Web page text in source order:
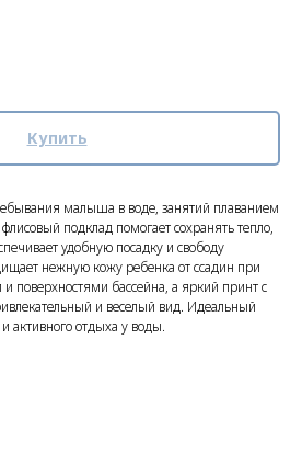
Купить
малыша в воде, занятий плаванием
подклад помогает сохранять тепло,
удобную посадку и свободу
нежную кожу ребенка от ссадин при
поверхностями бассейна, а яркий принт с
и веселый вид. Идеальный
активного отдыха у воды.